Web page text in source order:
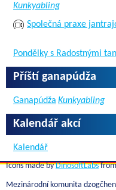
Kunkyabling
Společná praxe
Pondělky s Radostnými
Příští ganapúdža
Ganapúdža Kunkyabling
Kalendář akcí
Kalendář
Icons made byDinosoftLabs
Mezinárodní komunita